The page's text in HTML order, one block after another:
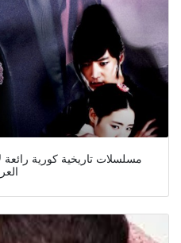
مسلسلات تاريخية كورية رائعة